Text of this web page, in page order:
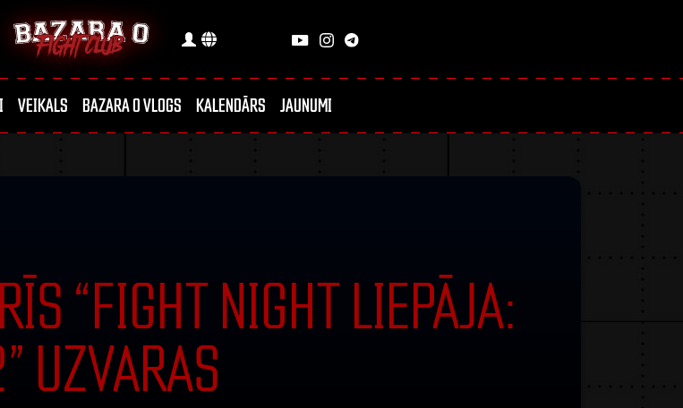
VEIKALS BAZARA 0 VLOGS KALENDĀRS JAUNUMI
“FIGHT NIGHT LIEPĀJA:
UZVARAS